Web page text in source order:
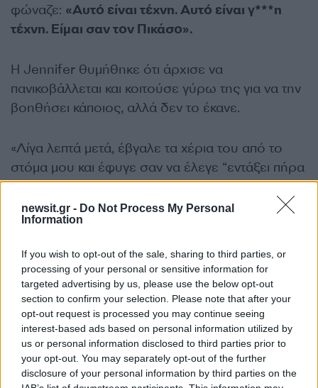
newsit.gr - Do Not Process My Personal
Information
If you wish to opt-out of the sale, sharing to third parties, or
processing of your personal or sensitive information for
targeted advertising by us, please use the below opt-out
section to confirm your selection. Please note that after your
opt-out request is processed you may continue seeing
interest-based ads based on personal information utilized by
us or personal information disclosed to third parties prior to
your opt-out. You may separately opt-out of the further
disclosure of your personal information by third parties on the
φώναζε: «Αυτό είναι τέχνη. Αυτό είναι γ***η
τέχνη. Είμαι σαν τον Πικάσο».
Η Jennifer θυμήθηκε ότι άρχισε να
πανικοβάλλεται και κοιτούσε γύρω της για να την
βοηθήσει κάποιος, αλλά δεν το έκανε.
«Λίγα λεπτά μετά, έβγαλε τα χέρια του από το
στόμα μου και έφυγε σαν να έλεγε “εντάξει πήρα
αυτό που ήθελα”».
Η Jennifer εξήγησε ότι δεν αντέδρασε όταν
έγινε η πράξη γιατί φοβήθηκε ότι θα χάσει την
δουλειά της, ενώ τόνισε ότι ο ράπερ δεν της
μίλησε ούτε πριν, ούτε κατά τη διάρκεια, ούτε
μετά τα γυρίσματα.
Τελικά, η σκηνή του Kanye West «κόπηκε» από το
βίντεο κλιπ.